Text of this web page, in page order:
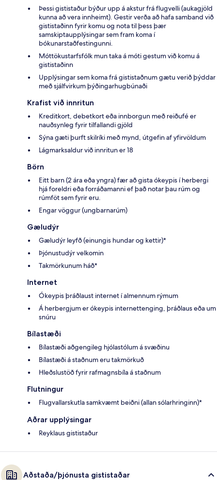
Þessi gististaður býður upp á akstur frá flugvelli (aukagjöld
kunna að vera innheimt). Gestir verða að hafa samband við
gististaðinn fyrir komu og nota til þess þær
samskiptaupplýsingar sem fram koma í
bókunarstaðfestingunni.
Móttökustarfsfólk mun taka á móti gestum við komu á
gististaðinn
Upplýsingar sem koma frá gististaðnum gætu verið þýddar
með sjálfvirkum þýðingarhugbúnaði
Krafist við innritun
Kreditkort, debetkort eða innborgun með reiðufé er
nauðsynleg fyrir tilfallandi gjöld
Sýna gæti þurft skilríki með mynd, útgefin af yfirvöldum
Lágmarksaldur við innritun er 18
Börn
Eitt barn (2 ára eða yngra) fær að gista ókeypis í herbergi
hjá foreldri eða forráðamanni ef það notar þau rúm og
rúmföt sem fyrir eru.
Engar vöggur (ungbarnarúm)
Gæludýr
Gæludýr leyfð (einungis hundar og kettir)*
Þjónustudýr velkomin
Takmörkunum háð*
Internet
Ókeypis þráðlaust internet í almennum rýmum
Á herbergjum er ókeypis internettenging, þráðlaus eða um
snúru
Bílastæði
Bílastæði aðgengileg hjólastólum á svæðinu
Bílastæði á staðnum eru takmörkuð
Hleðslustöð fyrir rafmagnsbíla á staðnum
Flutningur
Flugvallarskutla samkvæmt beiðni (allan sólarhringinn)*
Aðrar upplýsingar
Reyklaus gististaður
Aðstaða/þjónusta gististaðar